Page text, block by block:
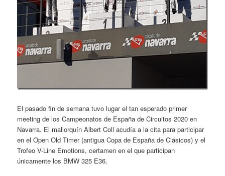
El pasado fin de semana tuvo lugar el tan esperado primer
meeting de los Campeonatos de España de Circuitos 2020 en
Navarra. El mallorquín Albert Coll acudía a la cita para participar
en el Open Old Timer (antigua Copa de España de Clásicos) y el
Trofeo V-Line Emotions, certamen en el que participan
únicamente los BMW 325 E36.